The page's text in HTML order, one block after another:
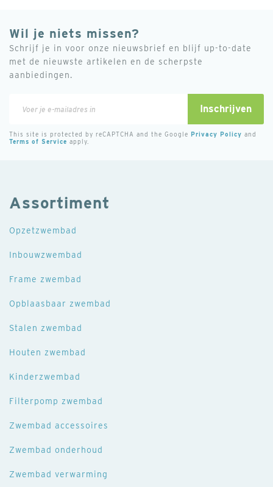
Wil je niets missen?
Schrijf je in voor onze nieuwsbrief en blijf up-to-date
met de nieuwste artikelen en de scherpste
aanbiedingen.
op
Inschrijven
This site is protected by reCAPTCHA and the Google Privacy Policy and
Terms of Service apply.
Assortiment
Opzetzwembad
Inbouwzwembad
Frame zwembad
Opblaasbaar zwembad
Stalen zwembad
Houten zwembad
Kinderzwembad
Filterpomp zwembad
Zwembad accessoires
Zwembad onderhoud
Zwembad verwarming